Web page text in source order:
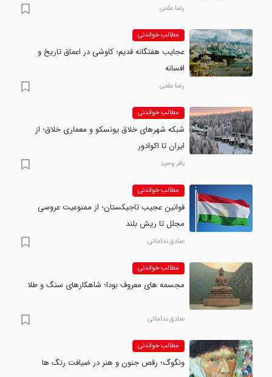
رضا علمی
مطالب خواندنی
عجایب هفتگانه قدیم؛ کاوشی در اعماق تاریخ و
افسانه
رضا علمی
مطالب خواندنی
شبکه شهرهای خلاق یونسکو و معماری خلاق؛ از
ایران تا اکوادور
باقر وحید
مطالب خواندنی
قوانین عجیب تاجیکستان؛ از ممنوعیت عروسی
مجلل تا ریش بلند
صادق نداماتی
مطالب خواندنی
مجسمه های معروف بودا؛ شاهکارهای سنگ و طلا
صادق نداماتی
مطالب خواندنی
ونگوگ؛ رقص جنون و هنر در ضیافت رنگ ها